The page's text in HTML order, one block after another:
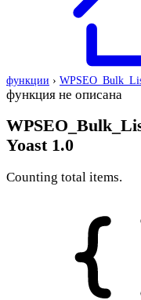
функции ›
функция не описана
Yoast 1.0
Counting total items.